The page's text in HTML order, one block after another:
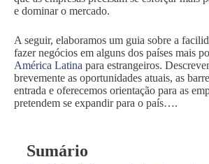
e dominar o mercado.
A seguir, elaboramos um guia sobre a
fazer negócios em alguns dos países mais
América Latina para estrangeiros.
brevemente as oportunidades atuais, as
entrada e oferecemos orientação para as
pretendem se expandir para o país….
Sumário